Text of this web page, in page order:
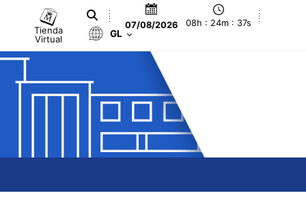
Tienda
Virtual
07/08/2026 08h : 24m : 38s
GL